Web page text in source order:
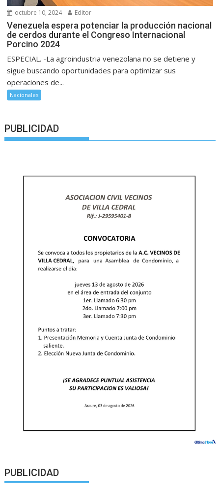
octubre 10, 2024 Editor
Venezuela espera potenciar la producción nacional
de cerdos durante el Congreso Internacional
Porcino 2024
ESPECIAL. -La agroindustria venezolana no se detiene y
sigue buscando oportunidades para optimizar sus
operaciones de...
Nacionales
PUBLICIDAD
PUBLICIDAD